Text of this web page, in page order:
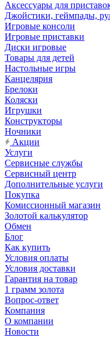
Аксессуары для
Джойстики, геймпады,
Игровые консоли
Игровые приставки
Диски игровые
Товары для детей
Настольные игры
Канцелярия
Брелоки
Коляски
Игрушки
Конструкторы
Ночники
Акции
Услуги
Сервисные службы
Сервисный центр
Дополнительные услуги
Покупка
Комиссионный магазин
Золотой калькулятор
Обмен
Блог
Как купить
Условия оплаты
Условия доставки
Гарантия на товар
1 грамм золота
Вопрос-ответ
Компания
О компании
Новости